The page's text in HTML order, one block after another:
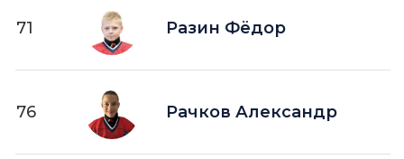
71 Разин Фёдор
76 Рачков Александр